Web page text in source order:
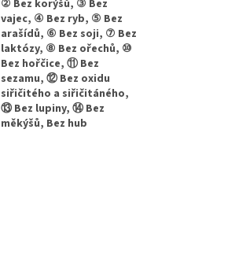
② Bez korýšů, ③ Bez
vajec, ④ Bez ryb, ⑤ Bez
arašídů, ⑥ Bez soji, ⑦ Bez
laktózy, ⑧ Bez ořechů, ⑩
Bez hořčice, ⑪ Bez
sezamu, ⑫ Bez oxidu
siřičitého a siřičitáného,
⑬ Bez lupiny, ⑭ Bez
měkýšů, Bez hub